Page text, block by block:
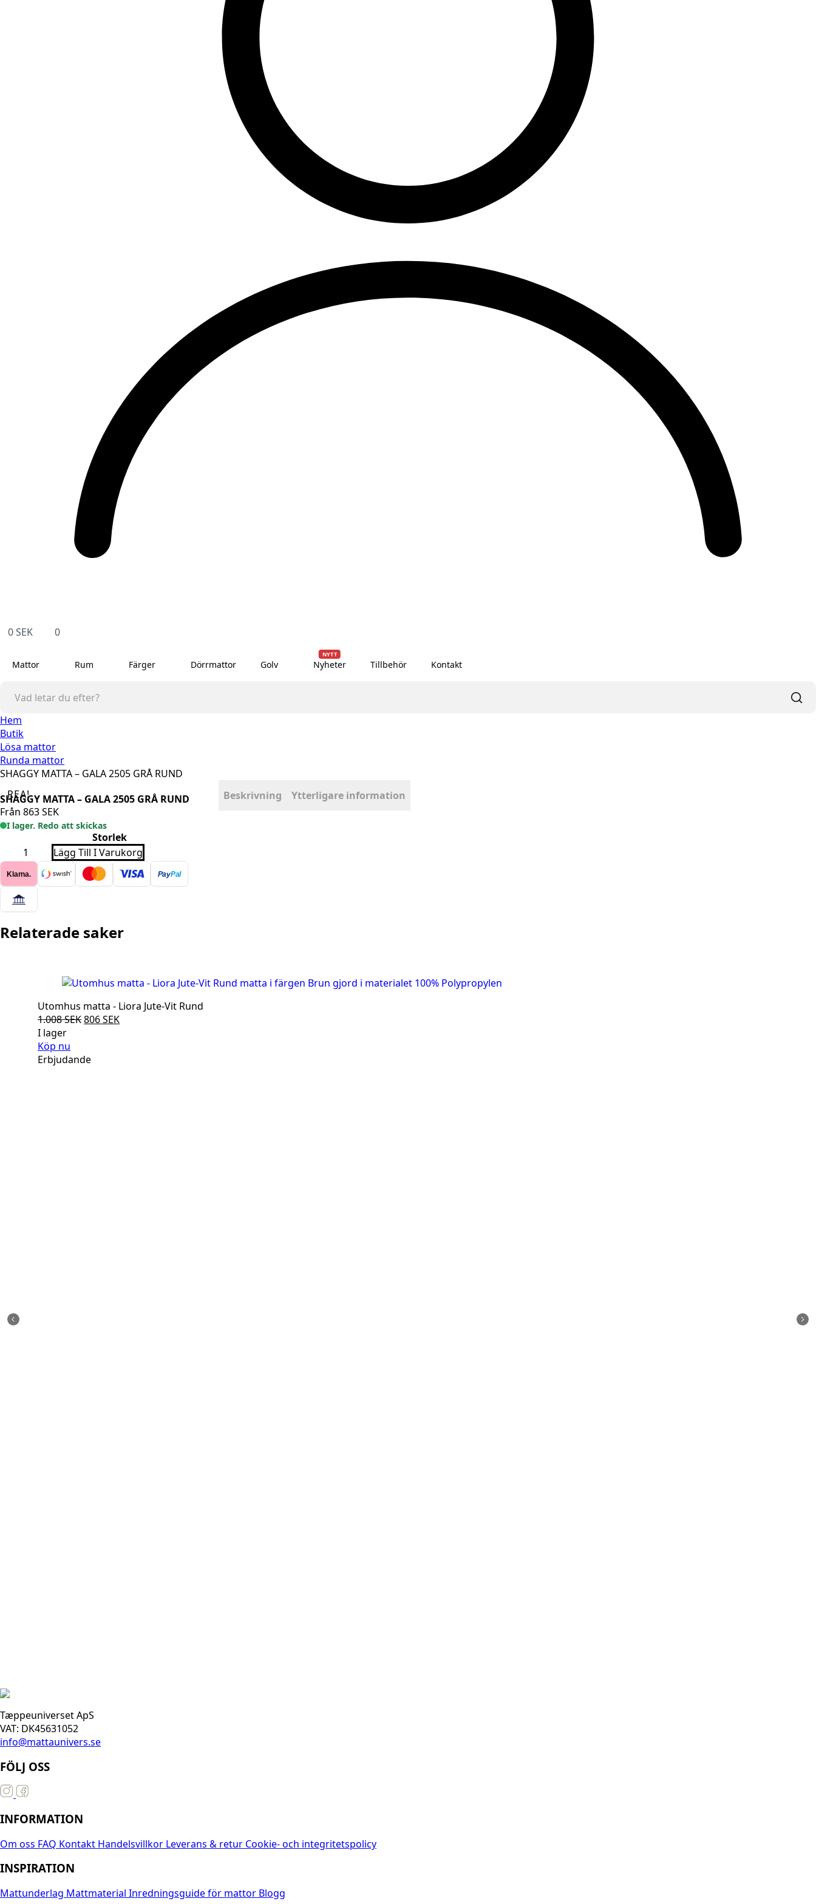
0SEK 0
Mattor Rum Färger Dörrmattor Golv Nyheter
NYTT
Tillbehör Kontakt
Hem
Butik
Lösa mattor
Runda mattor
SHAGGY MATTA – GALA 2505 GRÅ RUND
REA!
SHAGGY MATTA – GALA 2505 GRÅ RUND
Från 863SEK
I lager. Redo att skickas
Storlek
SHAGGY
MATTA
-
GALA
2505
GRÅ
RUND
mängd
Lägg Till I Varukorg
Klarna. PayPal
Beskrivning Ytterligare information
Relaterade saker
Utomhus matta - Liora Jute-Vit Rund
1.008SEKDet
var:
806SEKDet
I lager
Köp nu
Erbjudande
Tæppeuniverset ApS
VAT: DK45631052
info@mattaunivers.se
FÖLJ OSS
INFORMATION
Om oss FAQ Kontakt Handelsvillkor Leverans & retur Cookie- och integritetspolicy
INSPIRATION
Mattunderlag Mattmaterial Inredningsguide för mattor Blogg